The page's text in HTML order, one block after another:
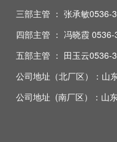
三部主管 ： 张承敏
四部主管 ： 冯晓霞
五部主管 ： 田玉云
公司地址（北厂区）：山
公司地址 (南厂区）：山